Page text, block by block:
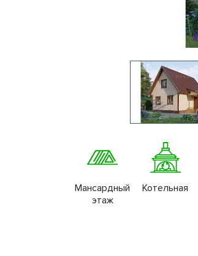
Мансардный
этаж
Котельная